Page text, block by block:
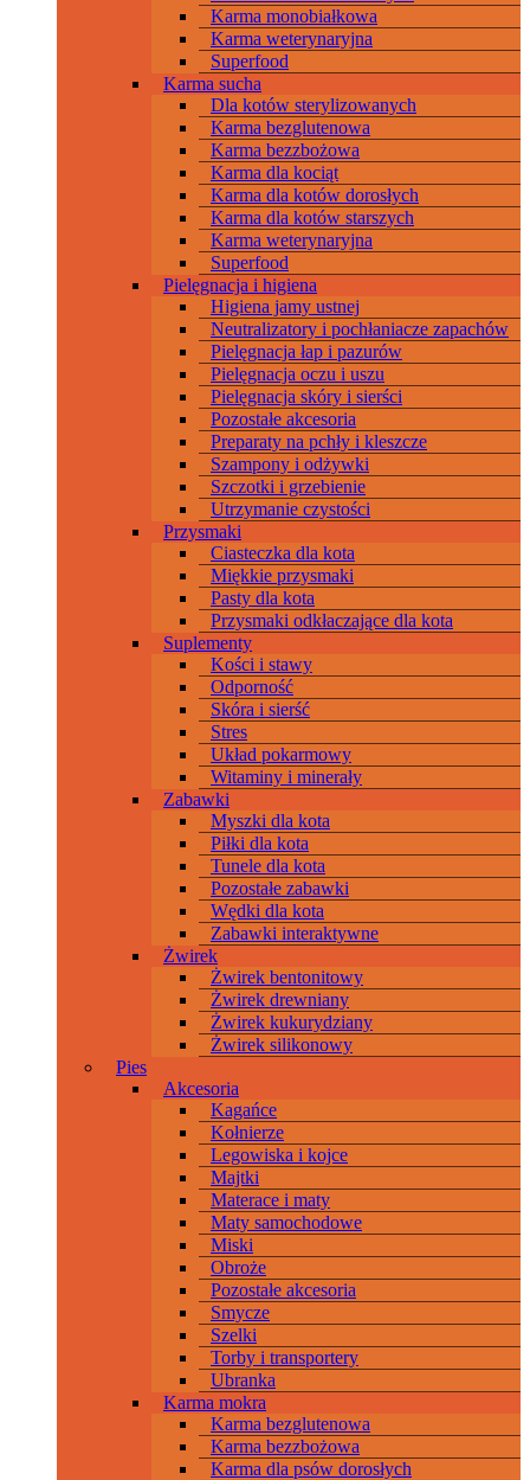
Karma monobiałkowa
Karma weterynaryjna
Superfood
Karma sucha
Dla kotów sterylizowanych
Karma bezglutenowa
Karma bezzbożowa
Karma dla kociąt
Karma dla kotów dorosłych
Karma dla kotów starszych
Karma weterynaryjna
Superfood
Pielęgnacja i higiena
Higiena jamy ustnej
Neutralizatory i pochłaniacze zapachów
Pielęgnacja łap i pazurów
Pielęgnacja oczu i uszu
Pielęgnacja skóry i sierści
Pozostałe akcesoria
Preparaty na pchły i kleszcze
Szampony i odżywki
Szczotki i grzebienie
Utrzymanie czystości
Przysmaki
Ciasteczka dla kota
Miękkie przysmaki
Pasty dla kota
Przysmaki odkłaczające dla kota
Suplementy
Kości i stawy
Odporność
Skóra i sierść
Stres
Układ pokarmowy
Witaminy i minerały
Zabawki
Myszki dla kota
Piłki dla kota
Tunele dla kota
Pozostałe zabawki
Wędki dla kota
Zabawki interaktywne
Żwirek
Żwirek bentonitowy
Żwirek drewniany
Żwirek kukurydziany
Żwirek silikonowy
Pies
Akcesoria
Kagańce
Kołnierze
Legowiska i kojce
Majtki
Materace i maty
Maty samochodowe
Miski
Obroże
Pozostałe akcesoria
Smycze
Szelki
Torby i transportery
Ubranka
Karma mokra
Karma bezglutenowa
Karma bezzbożowa
Karma dla psów dorosłych